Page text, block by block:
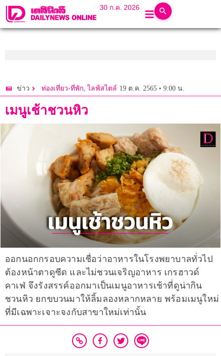
30 ก.ค. 2026
ข่าว ท่องเที่ยว-ที่พัก,ไลฟ์สไตล์ 19 ต.ค. 2565 • 9:00 น.
เมนูเช้าชวนหิว
ออกนอกกรอบความเชื่อว่าอาหารในโรงพยาบาลทั่วไป
ต้องหน้าตาดูซีด และไม่ชวนเจริญอาหาร เกรฮาวด์
คาเฟ่ จึงรังสรรค์ออกมาเป็นเมนูอาหารเช้าที่ดูน่ากิน
ชวนหิว ยกขบวนมาให้ลิ้มลองหลากหลาย พร้อมเมนูใหม่
ที่มีเฉพาะเจาะจงกับสาขาใหม่เท่านั้น